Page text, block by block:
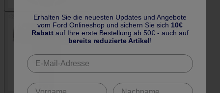
Erhalten Sie die neuesten Updates und Angebote
vom Ford Onlineshop und sichern Sie sich 10€
Rabatt auf Ihre erste Bestellung ab 50€ - auch auf
bereits reduzierte Artikel!